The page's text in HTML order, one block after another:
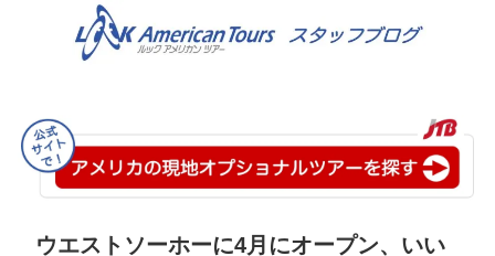
ウエストソーホーに4月にオープン、いい